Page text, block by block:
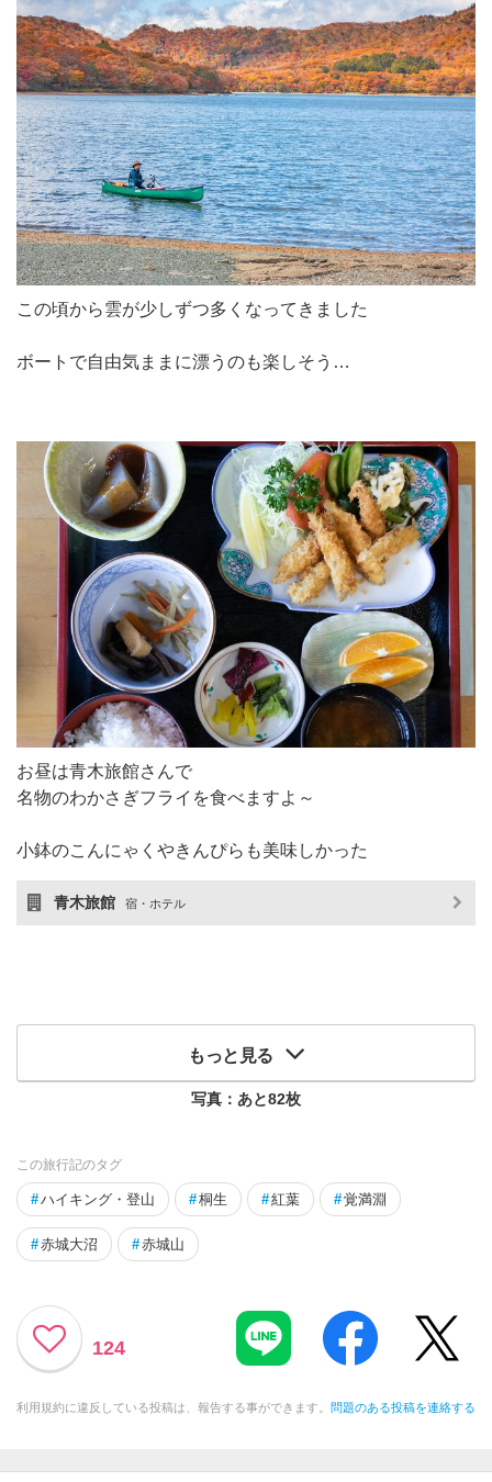
この頃から雲が少しずつ多くなってきました
ボートで自由気ままに漂うのも楽しそう…
お昼は青木旅館さんで
名物のわかさぎフライを食べますよ～
小鉢のこんにゃくやきんぴらも美味しかった
青木旅館 宿・ホテル
もっと見る
写真：あと82枚
この旅行記のタグ
#ハイキング・登山 #桐生 #紅葉 #覚満淵
#赤城大沼 #赤城山
124
利用規約に違反している投稿は、報告する事ができます。 問題のある投稿を連絡する